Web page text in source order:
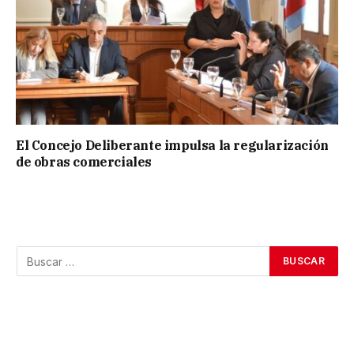
El Concejo Deliberante impulsa la regularización
de obras comerciales